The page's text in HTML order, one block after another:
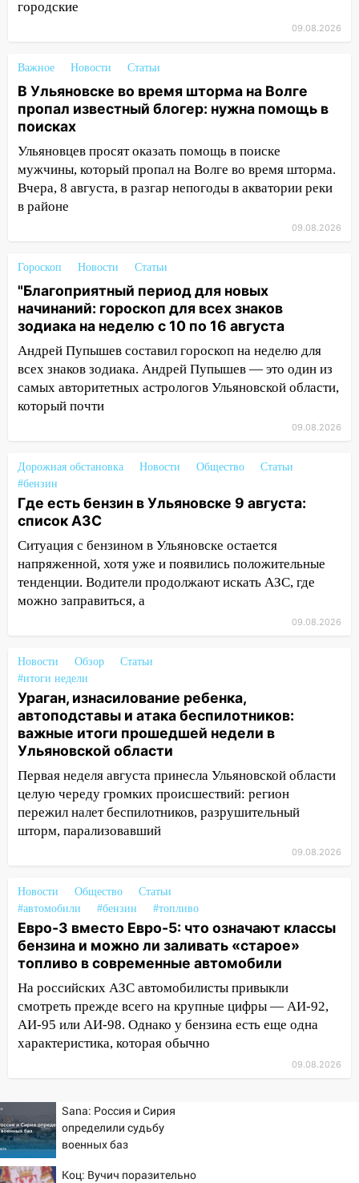
12:11
11:55
Соцсети: светофор упал на
машину во время сильного ливня в
Ульяновске
11:00 В Ульяновской области люди в
СНТ сидят без света
10:13 Прокуратура подвела итоги
недели в Ульяновской области
09:15
Ураган, изнасилование ребенка,
автоподставы и атака беспилотников:
важные итоги прошедшей недели в
Ульяновской области
08:20 В Ульяновске восстановили
трамвайную и троллейбусную
инфраструктуру после шторма
08:19
Внимание! В Цильнинском районе
08:11 На Ульяновск снова надвигается
непогода
07:30 Евро-3 вместо Евро-5: что
означают классы бензина и можно ли
заливать «старое» топливо в
современные автомобили
06:30
Какая погода будет в Ульяновской
области днем 9 августа
измениться: гороскоп на 9 августа —
три знака получат шанс, который нельзя
упустить
08.08.2026
20:10 Во время урагана в Ульяновске на
19:55 В Ульяновске упавшее дерево
заблокировало в машине двух женщин
17:15 В Ульяновской области
ремонтируют девять мостов: один уже
17:00 «Ульяновскалипсис»: последствия
урагана 8 августа
16:38 Прогноз погоды в Ульяновской
области на 9 августа
16:34
Из-за мощной непогоды в
Ульяновске отменили фестиваль «Наше
время»
Мелекесский район первым в
100 тысяч тонн зерна
15:17
В колледжи и техникумы
Ульяновской области подали более 10
тысяч заявлений
городские
09.08.2026
Важное Новости Статьи
В Ульяновске во время шторма на Волге
пропал известный блогер: нужна помощь в
поисках
Ульяновцев просят оказать помощь в поиске
мужчины, который пропал на Волге во время шторма.
Вчера, 8 августа, в разгар непогоды в акватории реки
в районе
09.08.2026
Гороскоп Новости Статьи
"Благоприятный период для новых
начинаний: гороскоп для всех знаков
зодиака на неделю с 10 по 16 августа
Андрей Пупышев составил гороскоп на неделю для
всех знаков зодиака. Андрей Пупышев — это один из
самых авторитетных астрологов Ульяновской области,
который почти
09.08.2026
Дорожная обстановка Новости Общество
Статьи
#бензин
Где есть бензин в Ульяновске 9 августа:
список АЗС
Ситуация с бензином в Ульяновске остается
напряженной, хотя уже и появились положительные
тенденции. Водители продолжают искать АЗС, где
можно заправиться, а
09.08.2026
Новости Обзор
Статьи
#итоги недели
Ураган, изнасилование ребенка,
автоподставы и атака беспилотников:
важные итоги прошедшей недели в
Ульяновской области
Первая неделя августа принесла Ульяновской области
целую череду громких происшествий: регион
пережил налет беспилотников, разрушительный
шторм, парализовавший
09.08.2026
Новости Общество
Статьи
#автомобили
#бензин #топливо
Евро-3 вместо Евро-5: что означают классы
бензина и можно ли заливать «старое»
топливо в современные автомобили
На российских АЗС автомобилисты привыкли
смотреть прежде всего на крупные цифры — АИ-92,
АИ-95 или АИ-98. Однако у бензина есть еще одна
характеристика, которая обычно
09.08.2026
Sana: Россия и Сирия
определили судьбу
военных баз
Коц: Вучич поразительно